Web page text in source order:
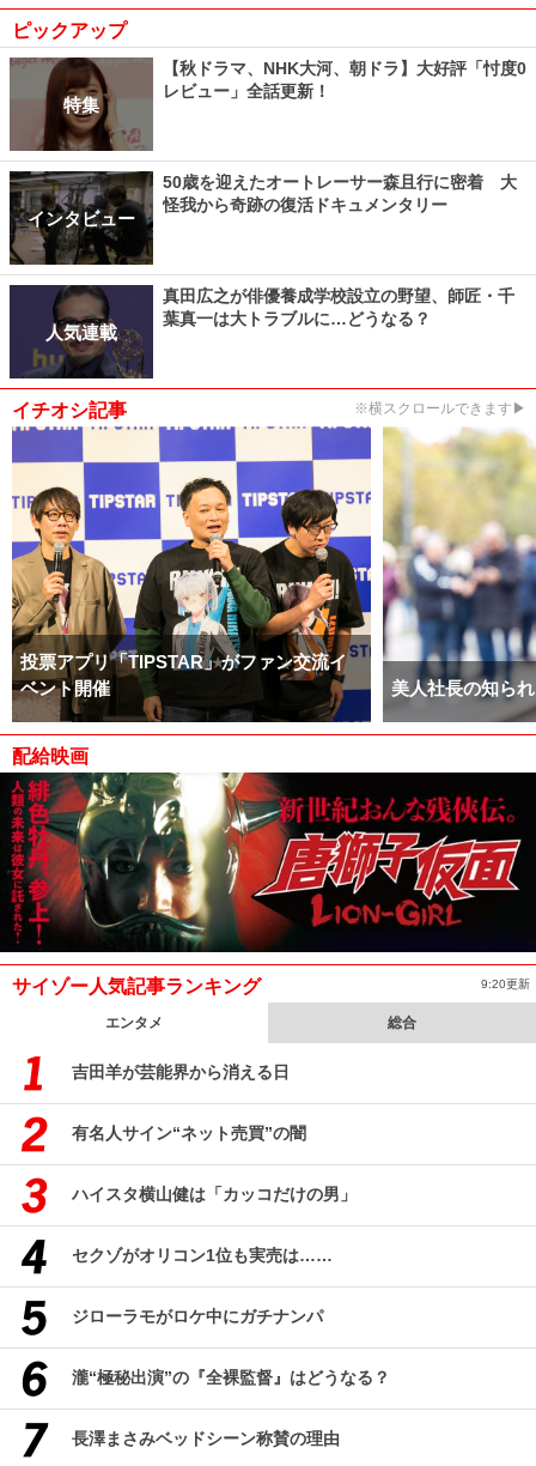
ピックアップ
特集
【秋ドラマ、NHK大河、朝ドラ】大好評「忖度0
レビュー」全話更新！
インタビュー
50歳を迎えたオートレーサー森且行に密着 大
怪我から奇跡の復活ドキュメンタリー
人気連載
真田広之が俳優養成学校設立の野望、師匠・千
葉真一は大トラブルに…どうなる？
イチオシ記事 ※横スクロールできます▶
投票アプリ「TIPSTAR」がファン交流イ
ベント開催
美人社長の知ら
配給映画
サイゾー人気記事ランキング 9:20更新
エンタメ 総合
吉田羊が芸能界から消える日
有名人サイン“ネット売買”の闇
ハイスタ横山健は「カッコだけの男」
セクゾがオリコン1位も実売は……
ジローラモがロケ中にガチナンパ
瀧“極秘出演”の『全裸監督』はどうなる？
長澤まさみベッドシーン称賛の理由